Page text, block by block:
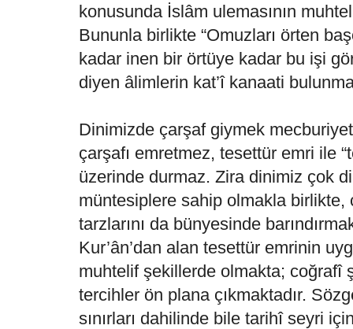
konusunda İslâm ulemasının
Bununla birlikte “Omuzları örten
kadar inen bir örtüye kadar bu işi
diyen âlimlerin kat’î kanaati
Dinimizde çarşaf giymek
çarşafı emretmez, tesettür emri ile
üzerinde durmaz. Zira dinimiz çok
müntesiplere sahip olmakla birlikte,
tarzlarını da bünyesinde
Kur’ân’dan alan tesettür emrinin
muhtelif şekillerde olmakta; coğrafî
tercihler ön plana çıkmaktadır.
sınırları dahilinde bile tarihî seyri